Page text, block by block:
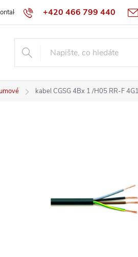
+420 466 799 440
Obchodní podmínky
kabel CGSG 4Bx 1 /H05 RR-F